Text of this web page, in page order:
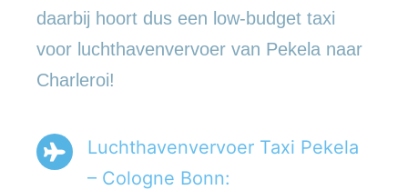
daarbij hoort dus een low-budget taxi
voor luchthavenvervoer van Pekela naar
Charleroi!
Luchthavenvervoer Taxi Pekela
– Cologne Bonn: